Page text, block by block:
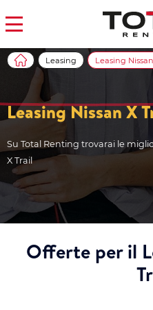
Leasing Nissan X
Su Total Renting trovarai le
X Trail
Leasing Leasing Nissan
Offerte per il